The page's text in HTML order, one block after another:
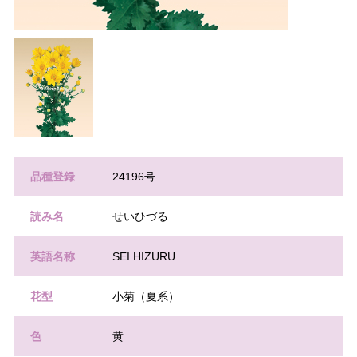
品種登録 24196号
読み名 せいひづる
英語名称 SEI HIZURU
花型 小菊（夏系）
色 黄